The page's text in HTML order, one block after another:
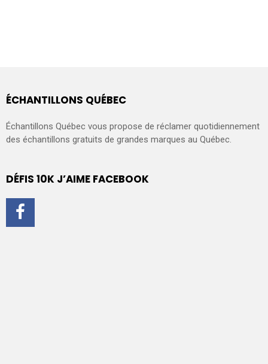
ÉCHANTILLONS QUÉBEC
Échantillons Québec vous propose de réclamer quotidiennement
des échantillons gratuits de grandes marques au Québec.
DÉFIS 10K J’AIME FACEBOOK